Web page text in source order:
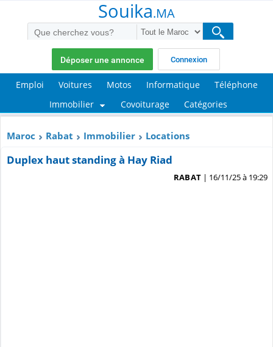
Souika.MA
Déposer une annonce Connexion
Emploi Voitures Motos Informatique
Téléphone
Immobilier
Covoiturage Catégories
Maroc Rabat Immobilier Locations
Duplex haut standing à Hay Riad
RABAT | 16/11/25 à 19:29